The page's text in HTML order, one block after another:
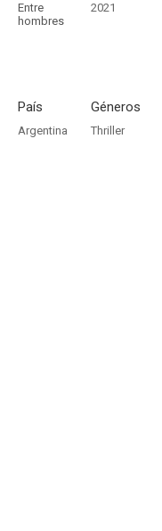
Entre
hombres
2021
País
Argentina
Géneros
Thriller